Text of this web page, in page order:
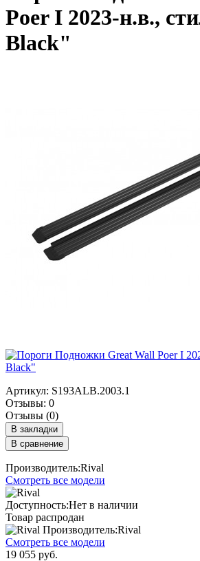
Poer I 2023-н.в.,
Black"
Артикул: S193ALB.2003.1
Отзывы: 0
Отзывы (0)
В закладки
В сравнение
Производитель:Rival
Смотреть все модели
Доступность:Нет в наличии
Товар распродан
Производитель:Rival
Смотреть все модели
19 055 руб.